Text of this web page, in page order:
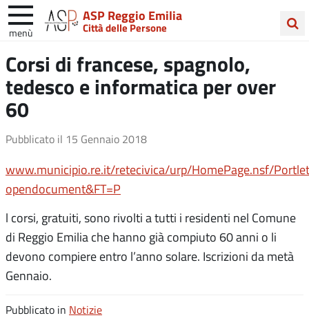
ASP Reggio Emilia
Città delle Persone
menù
nel
sito
Corsi di francese, spagnolo,
tedesco e informatica per over
60
Pubblicato il 15 Gennaio 2018
www.municipio.re.it/retecivica/urp/HomePage.nsf/
opendocument&FT=P
l corsi, gratuiti, sono rivolti a tutti i residenti nel Comune
di Reggio Emilia che hanno già compiuto 60 anni o li
devono compiere entro l’anno solare. Iscrizioni da metà
Gennaio.
Pubblicato in Notizie